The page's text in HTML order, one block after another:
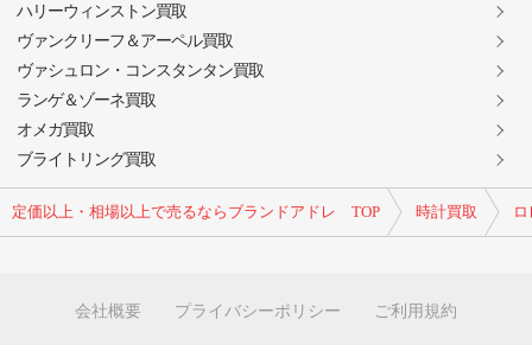
定価以上・相場以上で売るならブランドアドレ TOP 時計買取
ハリーウィンストン買取
ヴァンクリーフ＆アーペル買取
ヴァシュロン・コンスタンタン買取
ランゲ＆ゾーネ買取
オメガ買取
ブライトリング買取
会社概要 プライバシーポリシー ご利用規約